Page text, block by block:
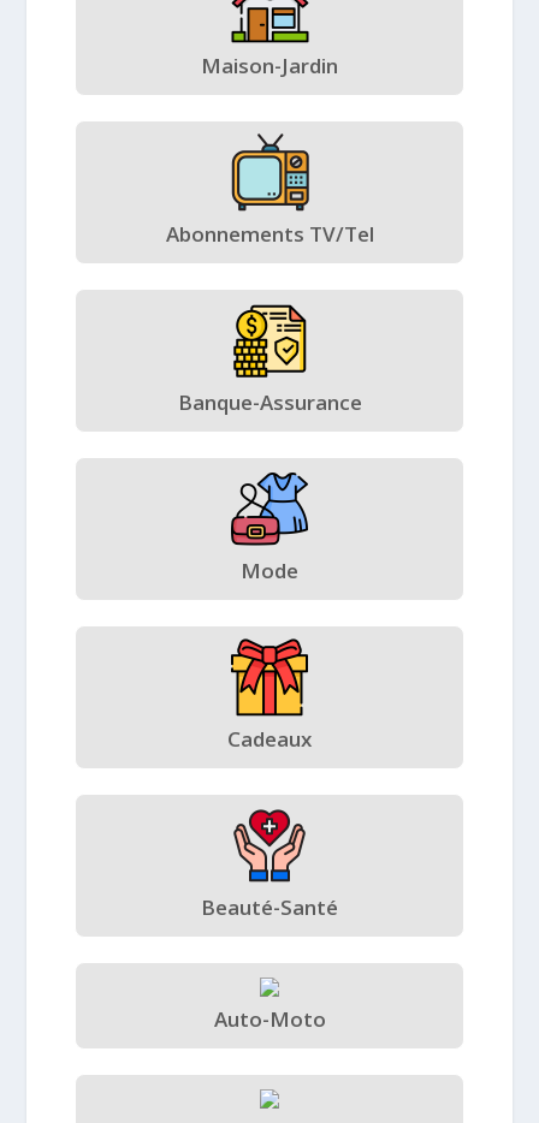
Maison-Jardin
Abonnements TV/Tel
Banque-Assurance
Mode
Cadeaux
Beauté-Santé
Auto-Moto